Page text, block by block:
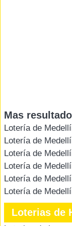
Mas
Lotería de
Lotería de
Lotería de
Lotería de
Lotería de
Lotería de
Loterias de